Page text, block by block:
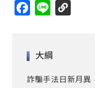
Facebook
Line
大綱
詐騙手法日新月異